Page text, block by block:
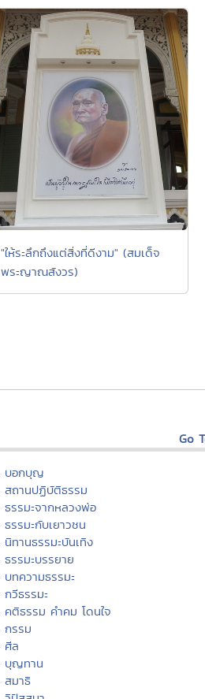
"ให้ระลึกถึงแต่สิ่งที่ดีงาม" (สมเด็จ
พระญาณสังวร)
Go
บอกบุญ
สถานปฏิบัติธรรม
ธรรมะจากหลวงพ่อ
ธรรมะกับเยาวชน
นิทานธรรมะบันเทิง
ธรรมะบรรยาย
บทความธรรมะ
กวีธรรมะ
คติธรรม คำคม โดนใจ
กรรม
ศีล
บุญทาน
สมาธิ